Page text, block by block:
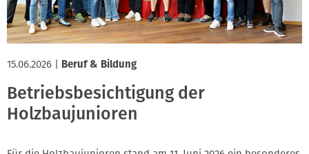
15.06.2026 Beruf & Bildung
Betriebsbesichtigung der
Holzbaujunioren